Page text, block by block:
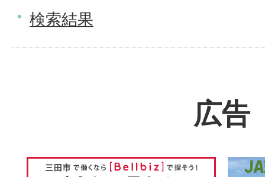
検索結果
広告